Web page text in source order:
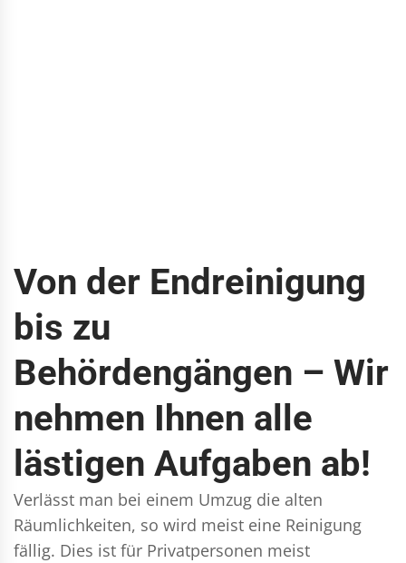
Von der Endreinigung
bis zu
Behördengängen – Wir
nehmen Ihnen alle
lästigen Aufgaben ab!
Verlässt man bei einem Umzug die alten
Räumlichkeiten, so wird meist eine Reinigung
fällig. Dies ist für Privatpersonen meist